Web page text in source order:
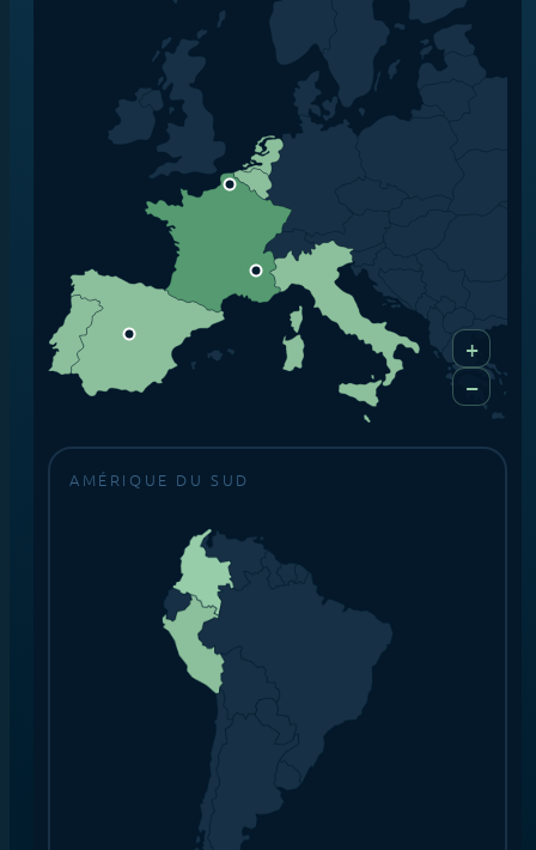
AMÉRIQUE DU SUD
+
−